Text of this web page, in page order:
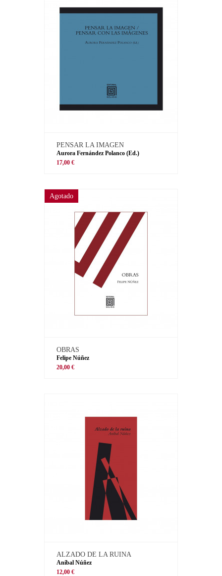
PENSAR LA IMAGEN
Aurora Fernández Polanco (Ed.)
17,00 €
Agotado
OBRAS
Felipe Núñez
20,00 €
ALZADO DE LA RUINA
Aníbal Núñez
12,00 €